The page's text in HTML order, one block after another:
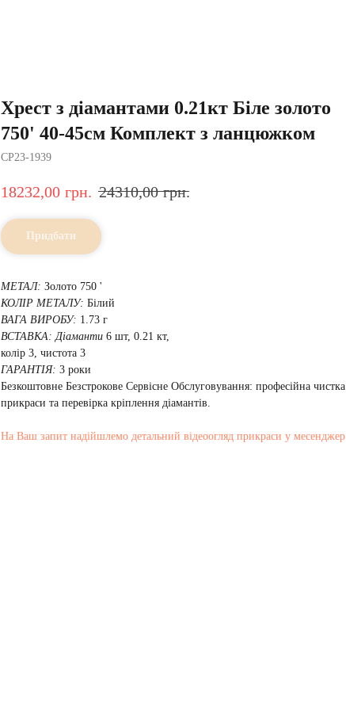
Хрест з діамантами 0.21кт Біле золото
750' 40-45см Комплект з ланцюжком
CP23-1939
18232,00 грн. 24310,00 грн.
Придбати
МЕТАЛ: Золото 750 '
КОЛІР МЕТАЛУ: Білий
ВАГА ВИРОБУ: 1.73 г
ВСТАВКА: Діаманти 6 шт, 0.21 кт,
колір 3, чистота 3
ГАРАНТІЯ: 3 роки
Безкоштовне Безстрокове Сервісне Обслуговування: професійна чистка
прикраси та перевірка кріплення діамантів.
На Ваш запит надійшлемо детальний відеоогляд прикраси у месенджер